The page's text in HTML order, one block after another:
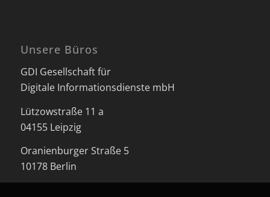
Unsere Büros
GDI Gesellschaft für
Digitale Informationsdienste mbH
Lützowstraße 11 a
04155 Leipzig
Oranienburger Straße 5
10178 Berlin